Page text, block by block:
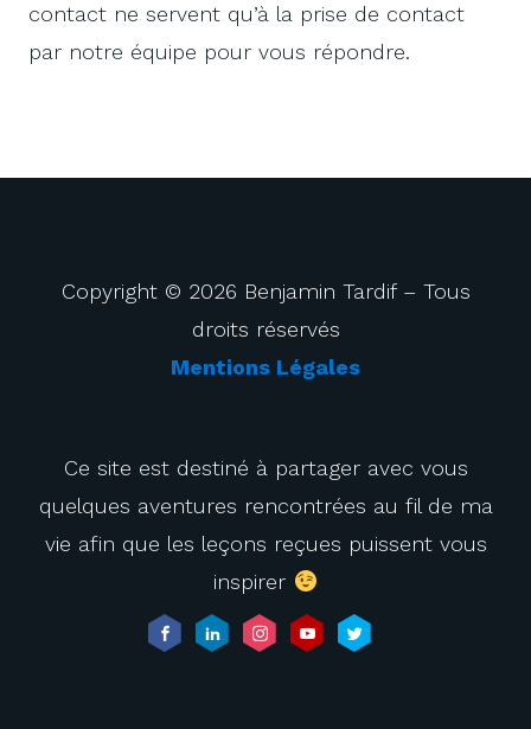
contact ne servent qu’à la prise de contact
par notre équipe pour vous répondre.
Copyright © 2026 Benjamin Tardif – Tous
droits réservés
Mentions Légales
Ce site est destiné à partager avec vous
quelques aventures rencontrées au fil de ma
vie afin que les leçons reçues puissent vous
inspirer